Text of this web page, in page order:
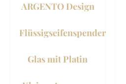
ARGENTO Design
Flüssigseifenspender
Glas mit Platin